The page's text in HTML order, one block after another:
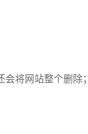
将网站整个删除；